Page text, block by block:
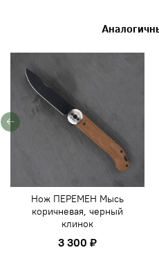
Нож ПЕРЕМЕН Мысь
коричневая, черный
клинок
3 300 ₽